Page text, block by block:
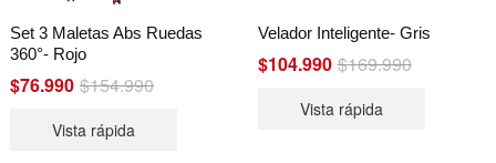
Set 3 Maletas Abs Ruedas
360°- Rojo
$154.990Original
$76.990 Current
Vista rápida
Velador Inteligente- Gris
$169.990Original
$104.990 Current
Vista rápida